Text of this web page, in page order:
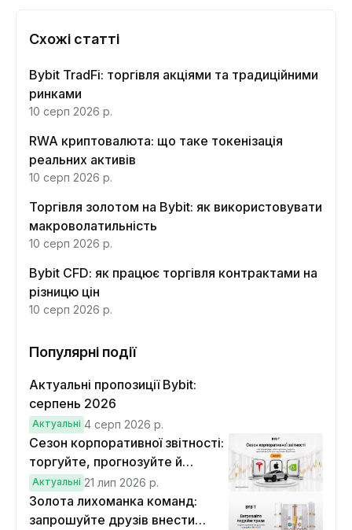
Схожі статті
Bybit TradFi: торгівля акціями та традиційними
ринками
10 серп 2026 р.
RWA криптовалюта: що таке токенізація
реальних активів
10 серп 2026 р.
Торгівля золотом на Bybit: як використовувати
макроволатильність
10 серп 2026 р.
Bybit CFD: як працює торгівля контрактами на
різницю цін
10 серп 2026 р.
Популярні події
Актуальні пропозиції Bybit:
серпень 2026
Актуальні 4 серп 2026 р.
Сезон корпоративної звітності:
торгуйте, прогнозуйте й
вигравайте Cybertruck
Актуальні 21 лип 2026 р.
Золота лихоманка команд:
запрошуйте друзів внести